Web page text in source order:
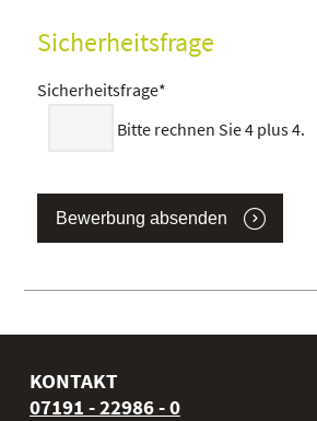
Sicherheitsfrage
Sicherheitsfrage*
Bitte rechnen Sie 4 plus 4.
Bewerbung absenden
KONTAKT
07191 - 22986 - 0